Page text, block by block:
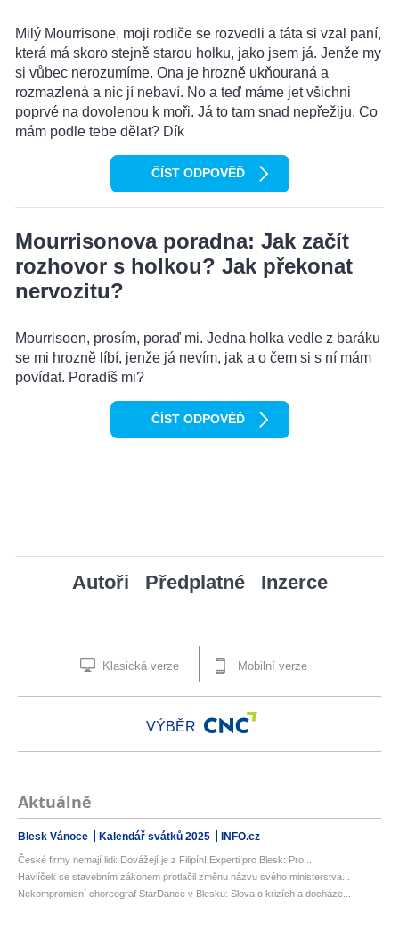
Milý Mourrisone, moji rodiče se rozvedli a táta si vzal paní,
která má skoro stejně starou holku, jako jsem já. Jenže my
si vůbec nerozumíme. Ona je hrozně ukňouraná a
rozmazlená a nic jí nebaví. No a teď máme jet všichni
poprvé na dovolenou k moři. Já to tam snad nepřežiju. Co
mám podle tebe dělat? Dík
ČÍST ODPOVĚĎ
Mourrisonova poradna: Jak začít
rozhovor s holkou? Jak překonat
nervozitu?
Mourrisoen, prosím, poraď mi. Jedna holka vedle z baráku
se mi hrozně líbí, jenže já nevím, jak a o čem si s ní mám
povídat. Poradíš mi?
ČÍST ODPOVĚĎ
Autoři Předplatné Inzerce
Klasická verze Mobilní verze
VÝBĚR
Aktuálně
Blesk Vánoce Kalendář svátků 2025 INFO.cz
České firmy nemají lidi: Dovážejí je z Filipín! Experti pro Blesk: Pro...
Havlíček se stavebním zákonem protlačil změnu názvu svého ministerstva...
Nekompromisní choreograf StarDance v Blesku: Slova o krizích a docháze...